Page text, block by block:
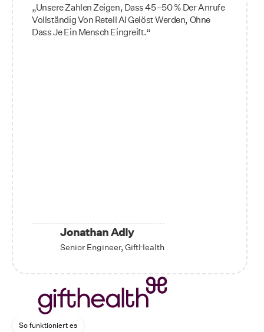
„Unsere Zahlen Zeigen, Dass 45–50 % Der Anrufe
Vollständig Von Retell AI Gelöst Werden, Ohne
Dass Je Ein Mensch Eingreift.“
Jonathan Adly
Senior Engineer, GiftHealth
So funktioniert es